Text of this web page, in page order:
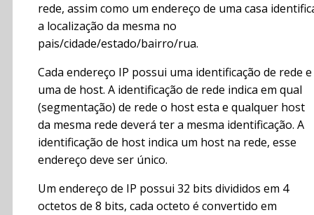
rede, assim como um endereço de uma casa
a localização da mesma no
pais/cidade/estado/bairro/rua.
Cada endereço IP possui uma identificação de rede e
uma de host. A identificação de rede indica em qual
(segmentação) de rede o host esta e qualquer host
da mesma rede deverá ter a mesma identificação. A
identificação de host indica um host na rede, esse
endereço deve ser único.
Um endereço de IP possui 32 bits divididos em 4
octetos de 8 bits, cada octeto é convertido em